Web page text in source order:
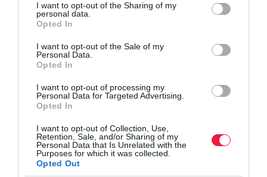
not limited to your visit or usage behaviour. You may click to
grant or deny consent to Google and its third-party tags to
use your data for below specified purposes in below Google
consent section.
I want to opt-out of the Sharing of my
personal data.
Opted In
I want to opt-out of the Sale of my
Personal Data.
Opted In
I want to opt-out of processing my
Personal Data for Targeted Advertising.
Opted In
I want to opt-out of Collection, Use,
Retention, Sale, and/or Sharing of my
Personal Data that Is Unrelated with the
Purposes for which it was collected.
Opted Out